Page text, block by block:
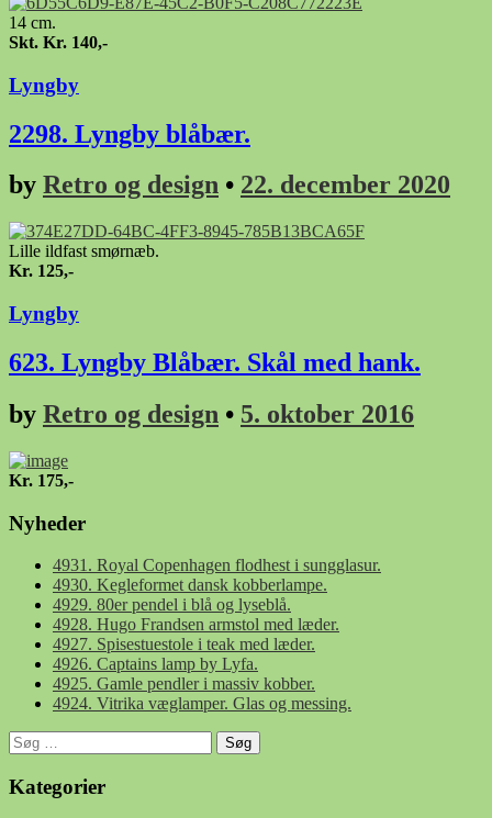
14 cm.
Skt. Kr. 140,-
Lyngby
2298. Lyngby blåbær.
by Retro og design • 22. december 2020
Lille ildfast smørnæb.
Kr. 125,-
Lyngby
623. Lyngby Blåbær. Skål med hank.
by Retro og design • 5. oktober 2016
Kr. 175,-
Nyheder
4931. Royal Copenhagen flodhest i sungglasur.
4930. Kegleformet dansk kobberlampe.
4929. 80er pendel i blå og lyseblå.
4928. Hugo Frandsen armstol med læder.
4927. Spisestuestole i teak med læder.
4926. Captains lamp by Lyfa.
4925. Gamle pendler i massiv kobber.
4924. Vitrika væglamper. Glas og messing.
Søg
efter:
Kategorier